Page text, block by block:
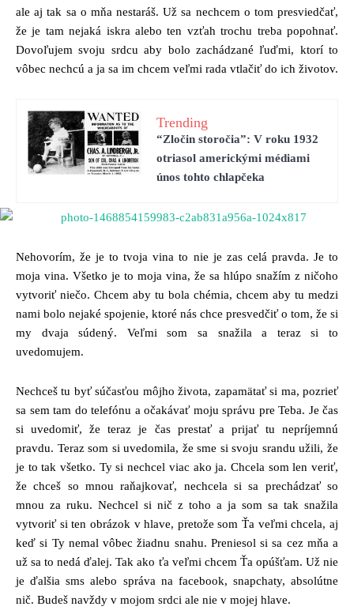
ale aj tak sa o mňa nestaráš. Už sa nechcem o tom presviedčať,
že je tam nejaká iskra alebo ten vzťah trochu treba popohnať.
Dovoľujem svoju srdcu aby bolo zachádzané ľuďmi, ktorí to
vôbec nechcú a ja sa im chcem veľmi rada vtlačiť do ich životov.
Trending
“Zločin storočia”: V roku 1932
otriasol americkými médiami
únos tohto chlapčeka
Nehovorím, že je to tvoja vina to nie je zas celá pravda. Je to
moja vina. Všetko je to moja vina, že sa hlúpo snažím z ničoho
vytvoriť niečo. Chcem aby tu bola chémia, chcem aby tu medzi
nami bolo nejaké spojenie, ktoré nás chce presvedčiť o tom, že si
my dvaja súdený. Veľmi som sa snažila a teraz si to
uvedomujem.
Nechceš tu byť súčasťou môjho života, zapamätať si ma, pozrieť
sa sem tam do telefónu a očakávať moju správu pre Teba. Je čas
si uvedomiť, že teraz je čas prestať a prijať tu nepríjemnú
pravdu. Teraz som si uvedomila, že sme si svoju srandu užili, že
je to tak všetko. Ty si nechcel viac ako ja. Chcela som len veriť,
že chceš so mnou raňajkovať, nechcela si sa prechádzať so
mnou za ruku. Nechcel si nič z toho a ja som sa tak snažila
vytvoriť si ten obrázok v hlave, pretože som Ťa veľmi chcela, aj
keď si Ty nemal vôbec žiadnu snahu. Preniesol si sa cez mňa a
už sa to nedá ďalej. Tak ako ťa veľmi chcem Ťa opúšťam. Už nie
je ďalšia sms alebo správa na facebook, snapchaty, absolútne
nič. Budeš navždy v mojom srdci ale nie v mojej hlave.